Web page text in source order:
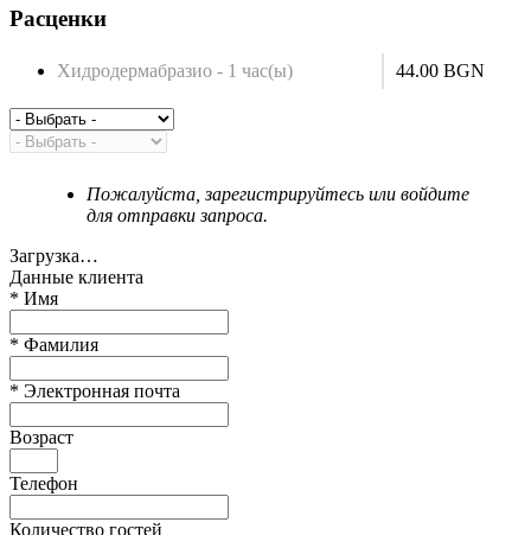
Расценки
Хидродермабразио - 1 час(ы) 44.00 BGN
Пожалуйста, зарегистрируйтесь или войдите
для отправки запроса.
Загрузка…
Данные клиента
* Имя
* Фамилия
* Электронная почта
Возраст
Телефон
Количество гостей